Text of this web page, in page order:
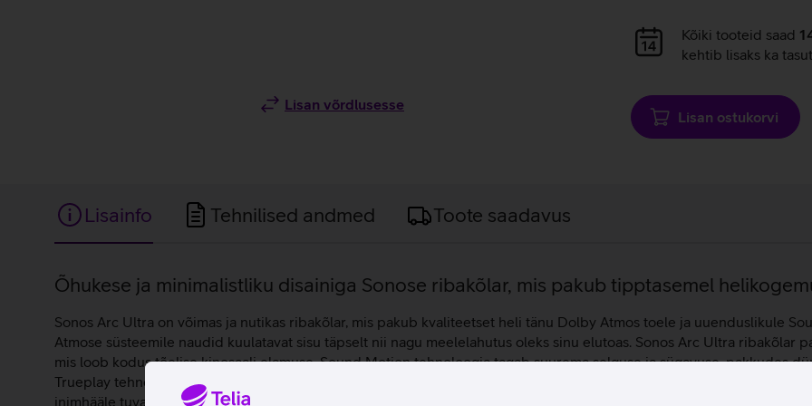
Lisan võrdlusesse
Andmete
laadimine
Kõiki tooteid saad
kehtib lisaks ka
Lisan ostukorvi
Lisainfo Tehnilised andmed Toote saadavus
Lisainfo
Õhukese ja minimalistliku disainiga Sonose ribakõlar, mis pakub tipptasemel
Sonos Arc Ultra on võimas ja nutikas ribakõlar, mis pakub kvaliteetset heli tänu Dolby Atmos toele ja uuenduslikule
Atmose süsteemile naudid kuulatavat sisu täpselt nii nagu meelelahutus oleks sinu elutoas. Sonos Arc Ultra ribakõlar
mis loob kodus tõelise kinosaali elamuse. Sound Motion tehnoloogia tagab suurema selguse ja sügavuse, pakkudes
Trueplay tehnoloogia kohandab heli vastavalt ruumi akustikale, et pakkuda parimat võimalikku helikvaliteeti. Speech
inimhääle tuvastamiseks, et muuta dialoogid selgemaks ja arusaadavamaks. Hilisõhtul ja öösel on võimalik sisse